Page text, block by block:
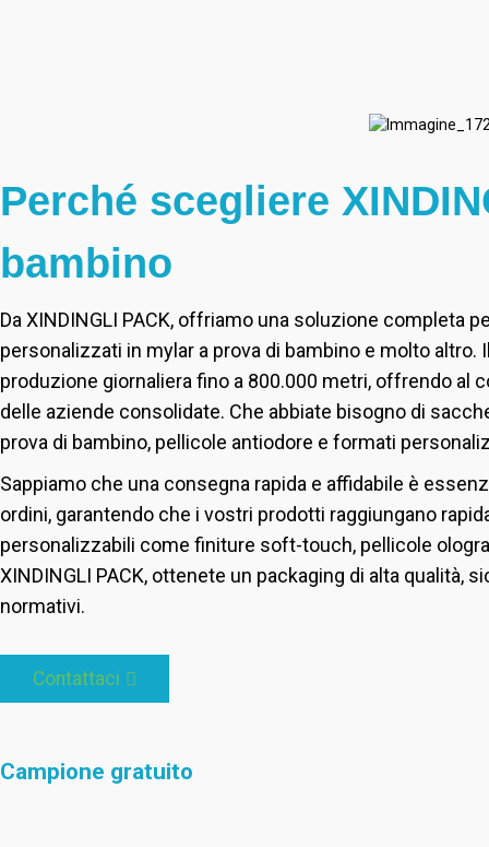
Perché scegliere
bambino
Da XINDINGLI PACK, offriamo una soluzione
personalizzati in mylar a prova di bambino e molto
produzione giornaliera fino a 800.000 metri, offrendo
delle aziende consolidate. Che abbiate bisogno di
prova di bambino, pellicole antiodore e formati
Sappiamo che una consegna rapida e affidabile è
ordini, garantendo che i vostri prodotti raggiungano
personalizzabili come finiture soft-touch, pellicole
XINDINGLI PACK, ottenete un packaging di alta
normativi.
Contattaci
Campione gratuito